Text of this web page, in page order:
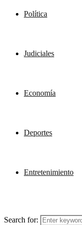
Política
Judiciales
Economía
Deportes
Entretenimiento
Search for: